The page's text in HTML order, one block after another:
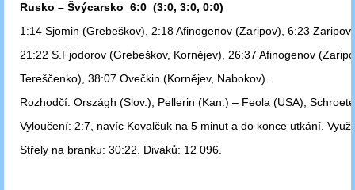
Rusko – Švýcarsko 6:0 (3:0, 3:0, 0:0)
1:14 Sjomin (Grebeškov), 2:18 Afinogenov (Zaripov), 6:23 Zaripov,
21:22 S.Fjodorov (Grebeškov, Kornějev), 26:37 Afinogenov
Tereščenko), 38:07 Ovečkin (Kornějev, Nabokov).
Rozhodčí: Országh (Slov.), Pellerin (Kan.) – Feola (USA),
Vyloučení: 2:7, navíc Kovalčuk na 5 minut a do konce utkání.
Střely na branku: 30:22. Diváků: 12 096.